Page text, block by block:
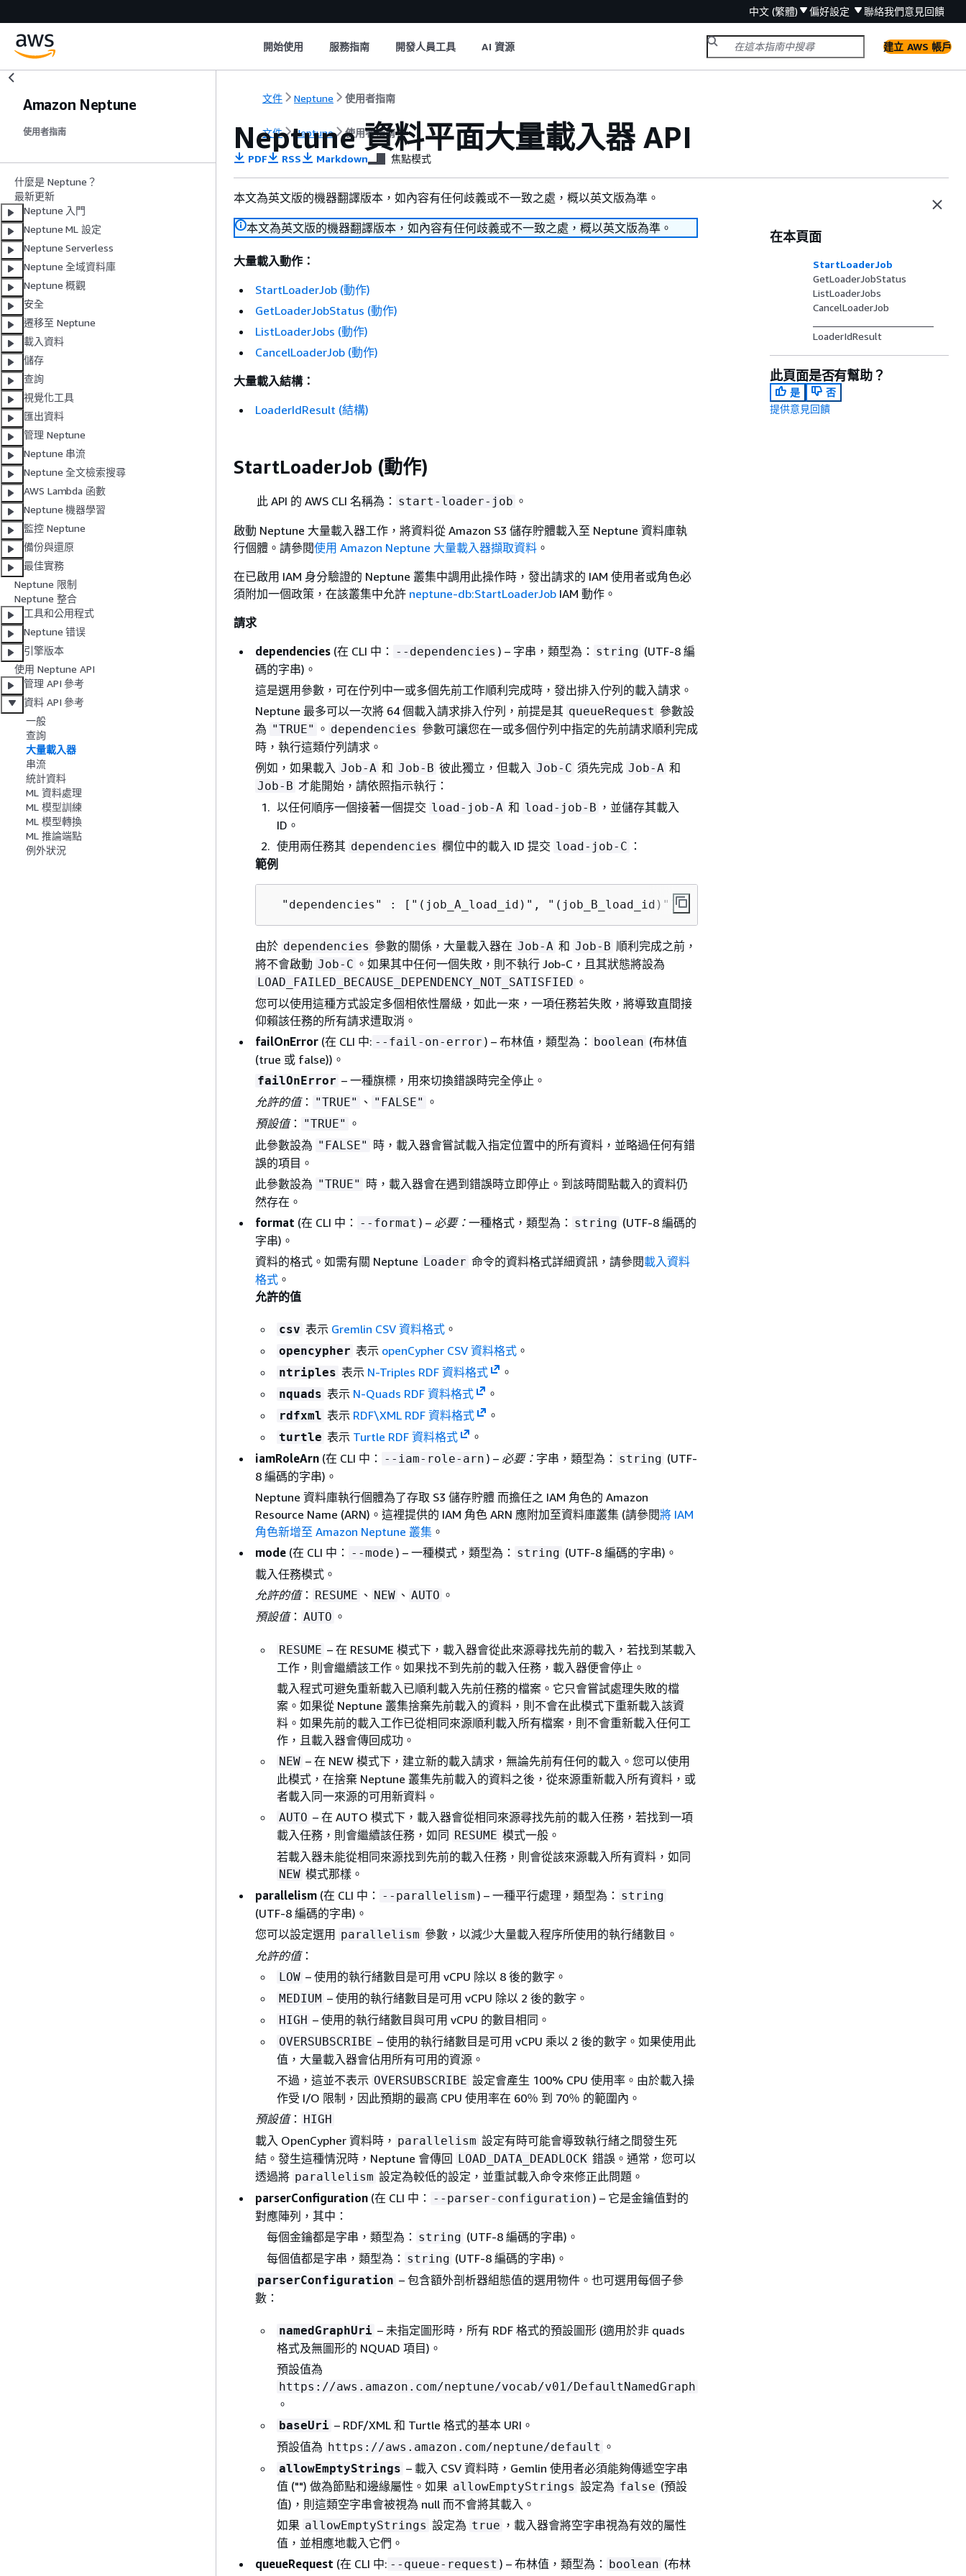
中文 (繁體) 偏好設定 聯絡我們意見回饋
開始使用 服務指南 開發人員工具 AI 資源 建立 AWS 帳戶
Amazon Neptune
使用者指南
什麼是 Neptune？
最新更新
Neptune 入門
Neptune ML 設定
Neptune Serverless
Neptune 全域資料庫
Neptune 概觀
安全
遷移至 Neptune
載入資料
儲存
查詢
視覺化工具
匯出資料
管理 Neptune
Neptune 串流
Neptune 全文檢索搜尋
AWS Lambda 函數
Neptune 機器學習
監控 Neptune
備份與還原
最佳實務
Neptune 限制
Neptune 整合
工具和公用程式
Neptune 错误
引擎版本
使用 Neptune API
管理 API 參考
資料 API 參考
一般
查詢
大量載入器
串流
統計資料
ML 資料處理
ML 模型訓練
ML 模型轉換
ML 推論端點
例外狀況
文件 Neptune 使用者指南
文件 Neptune 使用者指南
Neptune 資料平面大量載入器 API
PDF RSS Markdown 焦點模式
本文為英文版的機器翻譯版本，如內容有任何歧義或不一致之處，概以英文版為準。
本文為英文版的機器翻譯版本，如內容有任何歧義或不一致之處，概以英文版為準。
大量載入動作：
StartLoaderJob (動作)
GetLoaderJobStatus (動作)
ListLoaderJobs (動作)
CancelLoaderJob (動作)
大量載入結構：
LoaderIdResult (結構)
StartLoaderJob (動作)
此 API 的 AWS CLI 名稱為： start-loader-job 。
啟動 Neptune 大量載入器工作，將資料從 Amazon S3 儲存貯體載入至 Neptune 資料庫執
行個體。請參閱使用 Amazon Neptune 大量載入器擷取資料 。
在已啟用 IAM 身分驗證的 Neptune 叢集中調用此操作時，發出請求的 IAM 使用者或角色必
須附加一個政策，在該叢集中允許 neptune-db:StartLoaderJob IAM 動作。
請求
dependencies (在 CLI 中： --dependencies ) – 字串，類型為： string (UTF-8 編
碼的字串)。
這是選用參數，可在佇列中一或多個先前工作順利完成時，發出排入佇列的載入請求。
Neptune 最多可以一次將 64 個載入請求排入佇列，前提是其 queueRequest 參數設
為 "TRUE" 。 dependencies 參數可讓您在一或多個佇列中指定的先前請求順利完成
時，執行這類佇列請求。
例如，如果載入 Job-A 和 Job-B 彼此獨立，但載入 Job-C 須先完成 Job-A 和
Job-B 才能開始，請依照指示執行：
以任何順序一個接著一個提交 load-job-A 和 load-job-B ，並儲存其載入
ID。
使用兩任務其 dependencies 欄位中的載入 ID 提交 load-job-C ：
範例
  "dependencies" : ["(job_A_load_id)", "(job_B_load_id)"]
由於 dependencies 參數的關係，大量載入器在 Job-A 和 Job-B 順利完成之前，
將不會啟動 Job-C 。如果其中任何一個失敗，則不執行 Job-C，且其狀態將設為
LOAD_FAILED_BECAUSE_DEPENDENCY_NOT_SATISFIED 。
您可以使用這種方式設定多個相依性層級，如此一來，一項任務若失敗，將導致直間接
仰賴該任務的所有請求遭取消。
failOnError (在 CLI 中: --fail-on-error ) – 布林值，類型為： boolean (布林值
(true 或 false))。
failOnError – 一種旗標，用來切換錯誤時完全停止。
允許的值： "TRUE" 、 "FALSE" 。
預設值： "TRUE" 。
此參數設為 "FALSE" 時，載入器會嘗試載入指定位置中的所有資料，並略過任何有錯
誤的項目。
此參數設為 "TRUE" 時，載入器會在遇到錯誤時立即停止。到該時間點載入的資料仍
然存在。
format (在 CLI 中： --format ) – 必要： 一種格式，類型為： string (UTF-8 編碼的
字串)。
資料的格式。如需有關 Neptune Loader 命令的資料格式詳細資訊，請參閱載入資料
格式 。
允許的值
csv 表示 Gremlin CSV 資料格式 。
opencypher 表示 openCypher CSV 資料格式 。
ntriples 表示 N-Triples RDF 資料格式 。
nquads 表示 N-Quads RDF 資料格式 。
rdfxml 表示 RDF\XML RDF 資料格式 。
turtle 表示 Turtle RDF 資料格式
。
iamRoleArn (在 CLI 中： --iam-role-arn ) – 必要： 字串，類型為： string (UTF-
8 編碼的字串)。
Neptune 資料庫執行個體為了存取 S3 儲存貯體 而擔任之 IAM 角色的 Amazon
Resource Name (ARN)。這裡提供的 IAM 角色 ARN 應附加至資料庫叢集 (請參閱將 IAM
角色新增至 Amazon Neptune 叢集 。
mode (在 CLI 中： --mode ) – 一種模式，類型為： string (UTF-8 編碼的字串)。
載入任務模式。
允許的值： RESUME 、 NEW 、 AUTO 。
預設值： AUTO 。
RESUME – 在 RESUME 模式下，載入器會從此來源尋找先前的載入，若找到某載入
工作，則會繼續該工作。如果找不到先前的載入任務，載入器便會停止。
載入程式可避免重新載入已順利載入先前任務的檔案。它只會嘗試處理失敗的檔
案。如果從 Neptune 叢集捨棄先前載入的資料，則不會在此模式下重新載入該資
料。如果先前的載入工作已從相同來源順利載入所有檔案，則不會重新載入任何工
作，且載入器會傳回成功。
NEW – 在 NEW 模式下，建立新的載入請求，無論先前有任何的載入。您可以使用
此模式，在捨棄 Neptune 叢集先前載入的資料之後，從來源重新載入所有資料，或
者載入同一來源的可用新資料。
AUTO – 在 AUTO 模式下，載入器會從相同來源尋找先前的載入任務，若找到一項
載入任務，則會繼續該任務，如同 RESUME 模式一般。
若載入器未能從相同來源找到先前的載入任務，則會從該來源載入所有資料，如同
NEW 模式那樣。
parallelism (在 CLI 中： --parallelism ) – 一種平行處理，類型為： string
(UTF-8 編碼的字串)。
您可以設定選用 parallelism 參數，以減少大量載入程序所使用的執行緒數目。
允許的值：
LOW – 使用的執行緒數目是可用 vCPU 除以 8 後的數字。
MEDIUM – 使用的執行緒數目是可用 vCPU 除以 2 後的數字。
HIGH – 使用的執行緒數目與可用 vCPU 的數目相同。
OVERSUBSCRIBE – 使用的執行緒數目是可用 vCPU 乘以 2 後的數字。如果使用此
值，大量載入器會佔用所有可用的資源。
不過，這並不表示 OVERSUBSCRIBE 設定會產生 100% CPU 使用率。由於載入操
作受 I/O 限制，因此預期的最高 CPU 使用率在 60％ 到 70％ 的範圍內。
預設值： HIGH
載入 OpenCypher 資料時， parallelism 設定有時可能會導致執行緒之間發生死
結。發生這種情況時，Neptune 會傳回 LOAD_DATA_DEADLOCK 錯誤。通常，您可以
透過將 parallelism 設定為較低的設定，並重試載入命令來修正此問題。
parserConfiguration (在 CLI 中： --parser-configuration ) – 它是金鑰值對的
對應陣列，其中：
每個金鑰都是字串，類型為： string (UTF-8 編碼的字串)。
每個值都是字串，類型為： string (UTF-8 編碼的字串)。
parserConfiguration – 包含額外剖析器組態值的選用物件。也可選用每個子參
數：
namedGraphUri – 未指定圖形時，所有 RDF 格式的預設圖形 (適用於非 quads
格式及無圖形的 NQUAD 項目)。
預設值為
https://aws.amazon.com/neptune/vocab/v01/DefaultNamedGraph
。
baseUri – RDF/XML 和 Turtle 格式的基本 URI。
預設值為 https://aws.amazon.com/neptune/default 。
allowEmptyStrings – 載入 CSV 資料時，Gemlin 使用者必須能夠傳遞空字串
值 ("") 做為節點和邊緣屬性。如果 allowEmptyStrings 設定為 false (預設
值)，則這類空字串會被視為 null 而不會將其載入。
如果 allowEmptyStrings 設定為 true ，載入器會將空字串視為有效的屬性
值，並相應地載入它們。
queueRequest (在 CLI 中: --queue-request ) – 布林值，類型為： boolean (布林
在本頁面
StartLoaderJob
GetLoaderJobStatus
ListLoaderJobs
CancelLoaderJob
LoaderIdResult
此頁面是否有幫助？
是
否
提供意見回饋